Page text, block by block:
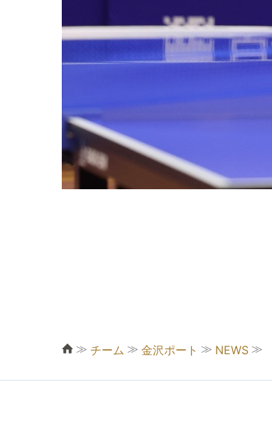
≫ チーム ≫ 金沢ポート ≫ NEWS ≫